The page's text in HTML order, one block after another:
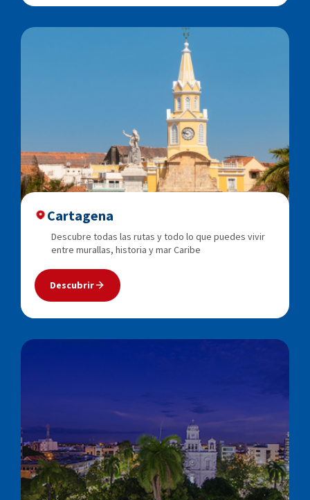
Cartagena
Descubre todas las rutas y todo lo que puedes vivir
entre murallas, historia y mar Caribe
Descubrir